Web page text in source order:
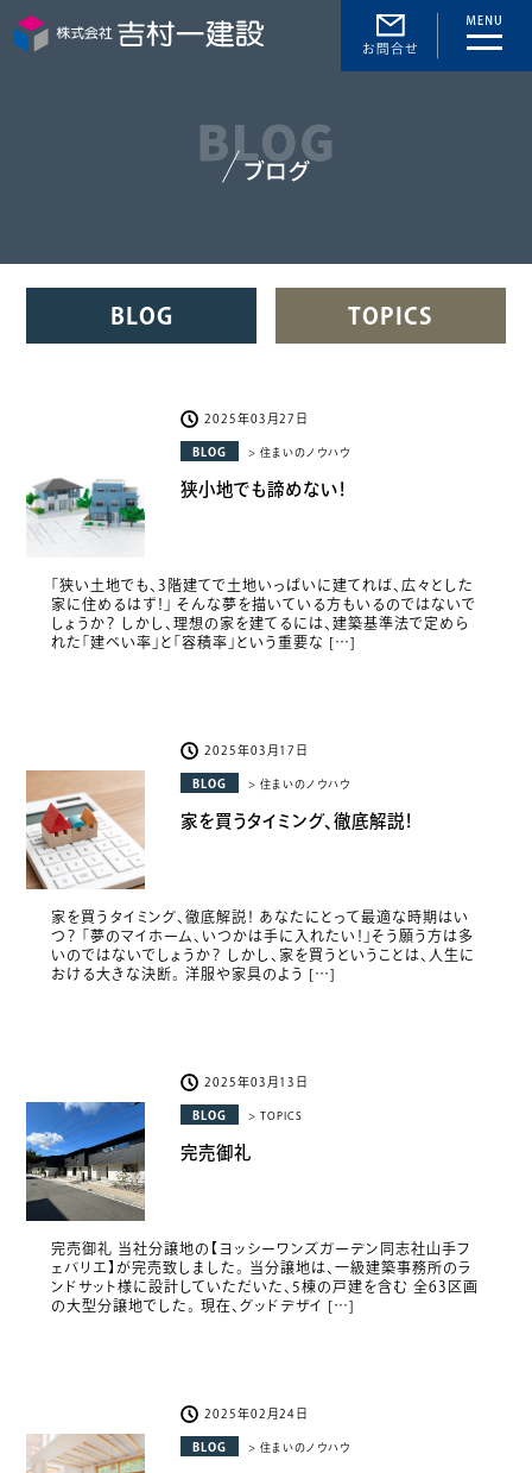
toggle
BLOG TOPICS
2025年03月27日
BLOG > 住まいのノウハウ
狭小地でも諦めない！
「狭い土地でも、3階建てで土地いっぱいに建てれば、広々とした
家に住めるはず！」 そんな夢を描いている方もいるのではないで
しょうか？ しかし、理想の家を建てるには、建築基準法で定めら
れた「建ぺい率」と「容積率」という重要な […]
2025年03月17日
BLOG > 住まいのノウハウ
家を買うタイミング、徹底解説！
家を買うタイミング、徹底解説！ あなたにとって最適な時期はい
つ？ 「夢のマイホーム、いつかは手に入れたい！」そう願う方は多
いのではないでしょうか？ しかし、家を買うということは、人生に
おける大きな決断。 洋服や家具のよう […]
2025年03月13日
BLOG > TOPICS
完売御礼
完売御礼 当社分譲地の【ヨッシーワンズガーデン同志社山手フ
ェバリエ】が完売致しました。 当分譲地は、一級建築事務所のラ
ンドサット様に設計していただいた、5棟の戸建を含む 全63区画
の大型分譲地でした。 現在、グッドデザイ […]
2025年02月24日
BLOG > 住まいのノウハウ